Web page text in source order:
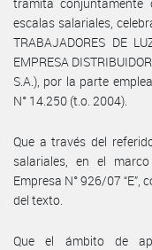
escalas salariales,
TRABAJADORES DE
EMPRESA
S.A.), por la parte
N° 14.250 (t.o. 2004).
Que a través del
salariales, en el
Empresa N° 926/07
del texto.
Que el ámbito de